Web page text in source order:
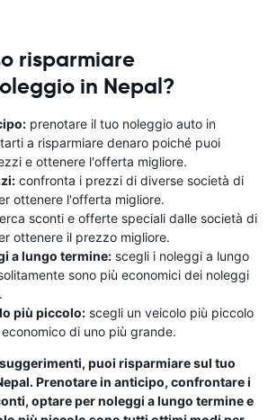
risparmiare
in Nepal?
prenotare il tuo noleggio auto in
a risparmiare denaro poiché puoi
e ottenere l'offerta migliore.
confronta i prezzi di diverse società di
ottenere l'offerta migliore.
sconti e offerte speciali dalle società di
ottenere il prezzo migliore.
a lungo termine: scegli i noleggi a lungo
sono più economici dei noleggi
più piccolo: scegli un veicolo più piccolo
di uno più grande.
puoi risparmiare sul tuo
Prenotare in anticipo, confrontare i
optare per noleggi a lungo termine e